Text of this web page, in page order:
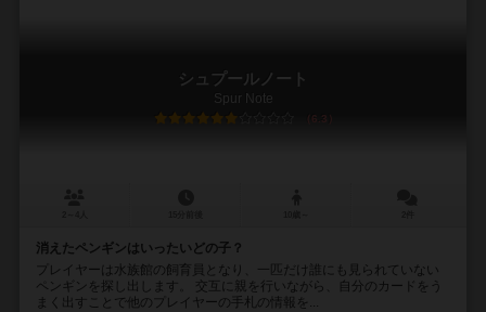
シュプールノート
Spur Note
6.3
消えたペンギンはいったいどの子？
プレイヤーは水族館の飼育員となり、一匹だけ誰にも見られていない
ペンギンを探し出します。 交互に親を行いながら、自分のカードをう
まく出すことで他のプレイヤーの手札の情報を...